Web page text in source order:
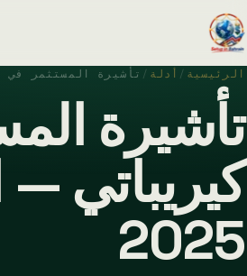
الرئيسية / أدلة / تأشيرة المستثمر في
تأشيرة
كيريباتي —
2025